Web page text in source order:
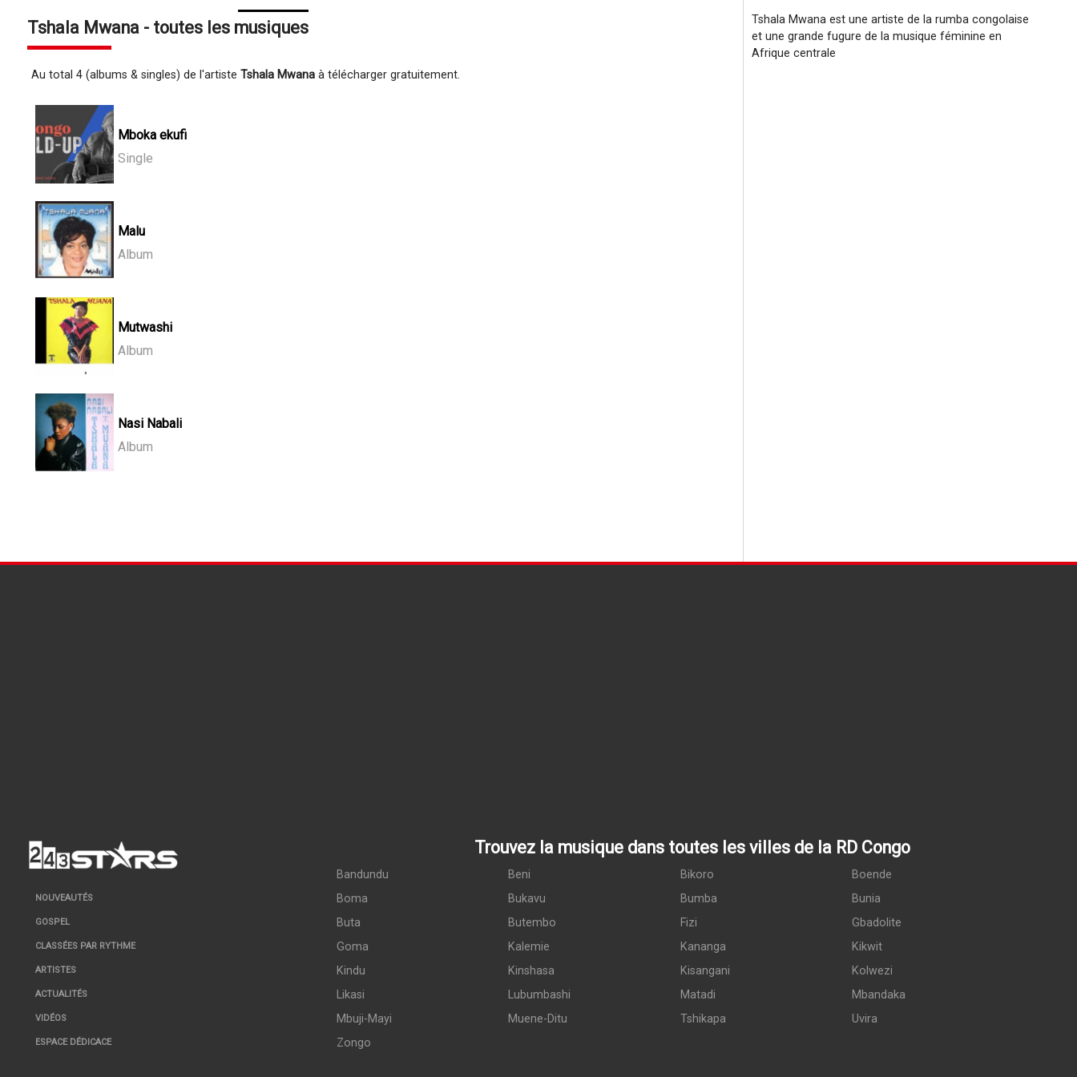
Tshala Mwana - toutes les musiques
Au total 4 (albums & singles) de l'artiste Tshala Mwanaà télécharger gratuitement.
Mboka ekufi
Single
Malu
Album
Mutwashi
Album
Nasi Nabali
Album
Tshala Mwana est une artiste de la rumba congolaise
et une grande fugure de la musique féminine en
Afrique centrale
NOUVEAUTÉS
GOSPEL
CLASSÉES PAR RYTHME
ARTISTES
ACTUALITÉS
VIDÉOS
ESPACE DÉDICACE
Trouvez la musique dans toutes les villes de la RD Congo
Bandundu Beni Bikoro
Boende
Boma
Bukavu Bumba
Bunia
Buta
Butembo Fizi
Gbadolite
Goma
Kalemie Kananga
Kikwit
Kindu
Kinshasa Kisangani
Kolwezi
Likasi
Lubumbashi Matadi
Mbandaka
Mbuji-Mayi
Muene-Ditu Tshikapa
Uvira
Zongo